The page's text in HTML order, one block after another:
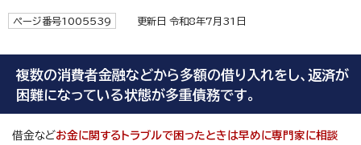
ページ番号1005539 更新日 令和8年7月31日
複数の消費者金融などから多額の借り入れをし、返済が
困難になっている状態が多重債務です。
借金などお金に関するトラブルで困ったときは早めに専門家に相談